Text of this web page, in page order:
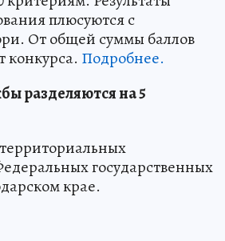
плюсуются с
От общей суммы баллов
конкурса. Подробнее.
разделяются на 5
государственных
крае.